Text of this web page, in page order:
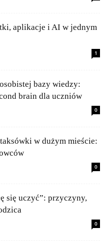
aplikacje i AI w jednym
1
bazy wiedzy:
brain dla uczniów
0
w dużym mieście:
0
się uczyć”: przyczyny,
0